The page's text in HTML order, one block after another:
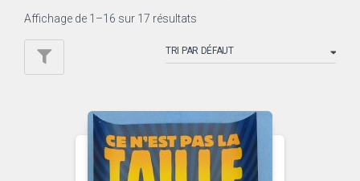
Affichage de 1–16 sur 17 résultats